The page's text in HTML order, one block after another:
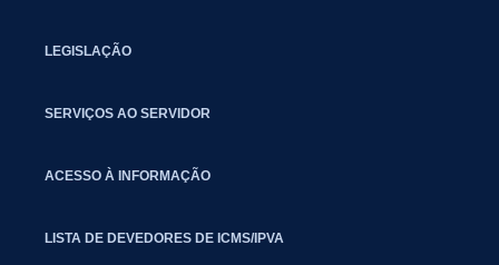
LEGISLAÇÃO
SERVIÇOS AO SERVIDOR
ACESSO À INFORMAÇÃO
LISTA DE DEVEDORES DE ICMS/IPVA